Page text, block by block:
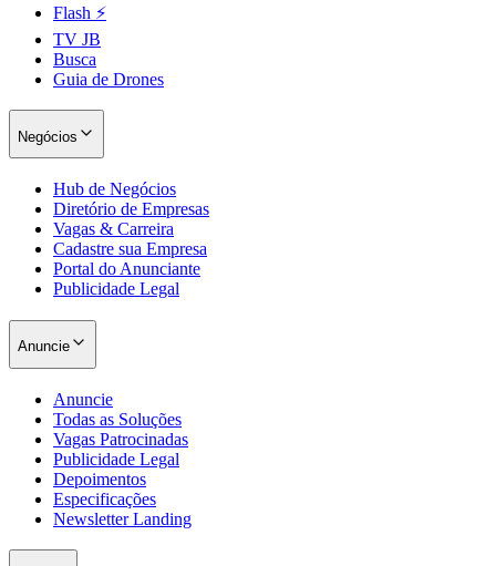
São Paulo
Flash ⚡
TV JB
Busca
Guia de Drones
Negócios
Hub de Negócios
Diretório de Empresas
Vagas & Carreira
Cadastre sua Empresa
Portal do Anunciante
Publicidade Legal
Anuncie
Anuncie
Todas as Soluções
Vagas Patrocinadas
Publicidade Legal
Depoimentos
Especificações
Newsletter Landing